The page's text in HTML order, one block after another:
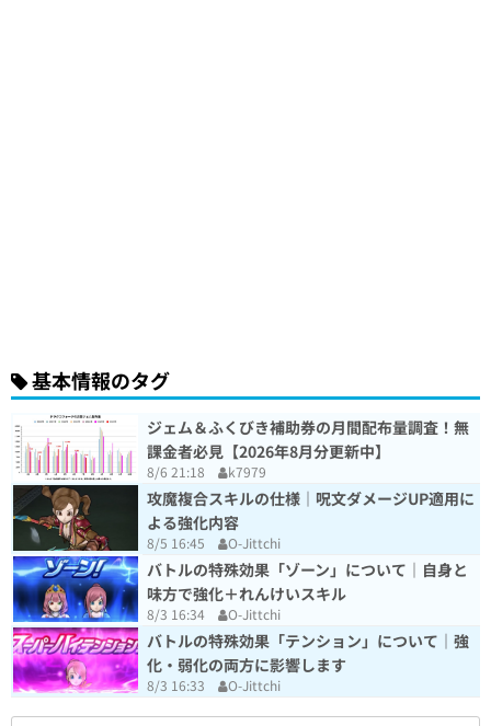
基本情報のタグ
ジェム＆ふくびき補助券の月間配布量調査！無
課金者必見【2026年8月分更新中】
8/6 21:18 k7979
攻魔複合スキルの仕様｜呪文ダメージUP適用に
よる強化内容
8/5 16:45 O-Jittchi
バトルの特殊効果「ゾーン」について｜自身と
味方で強化＋れんけいスキル
8/3 16:34 O-Jittchi
バトルの特殊効果「テンション」について｜強
化・弱化の両方に影響します
8/3 16:33 O-Jittchi